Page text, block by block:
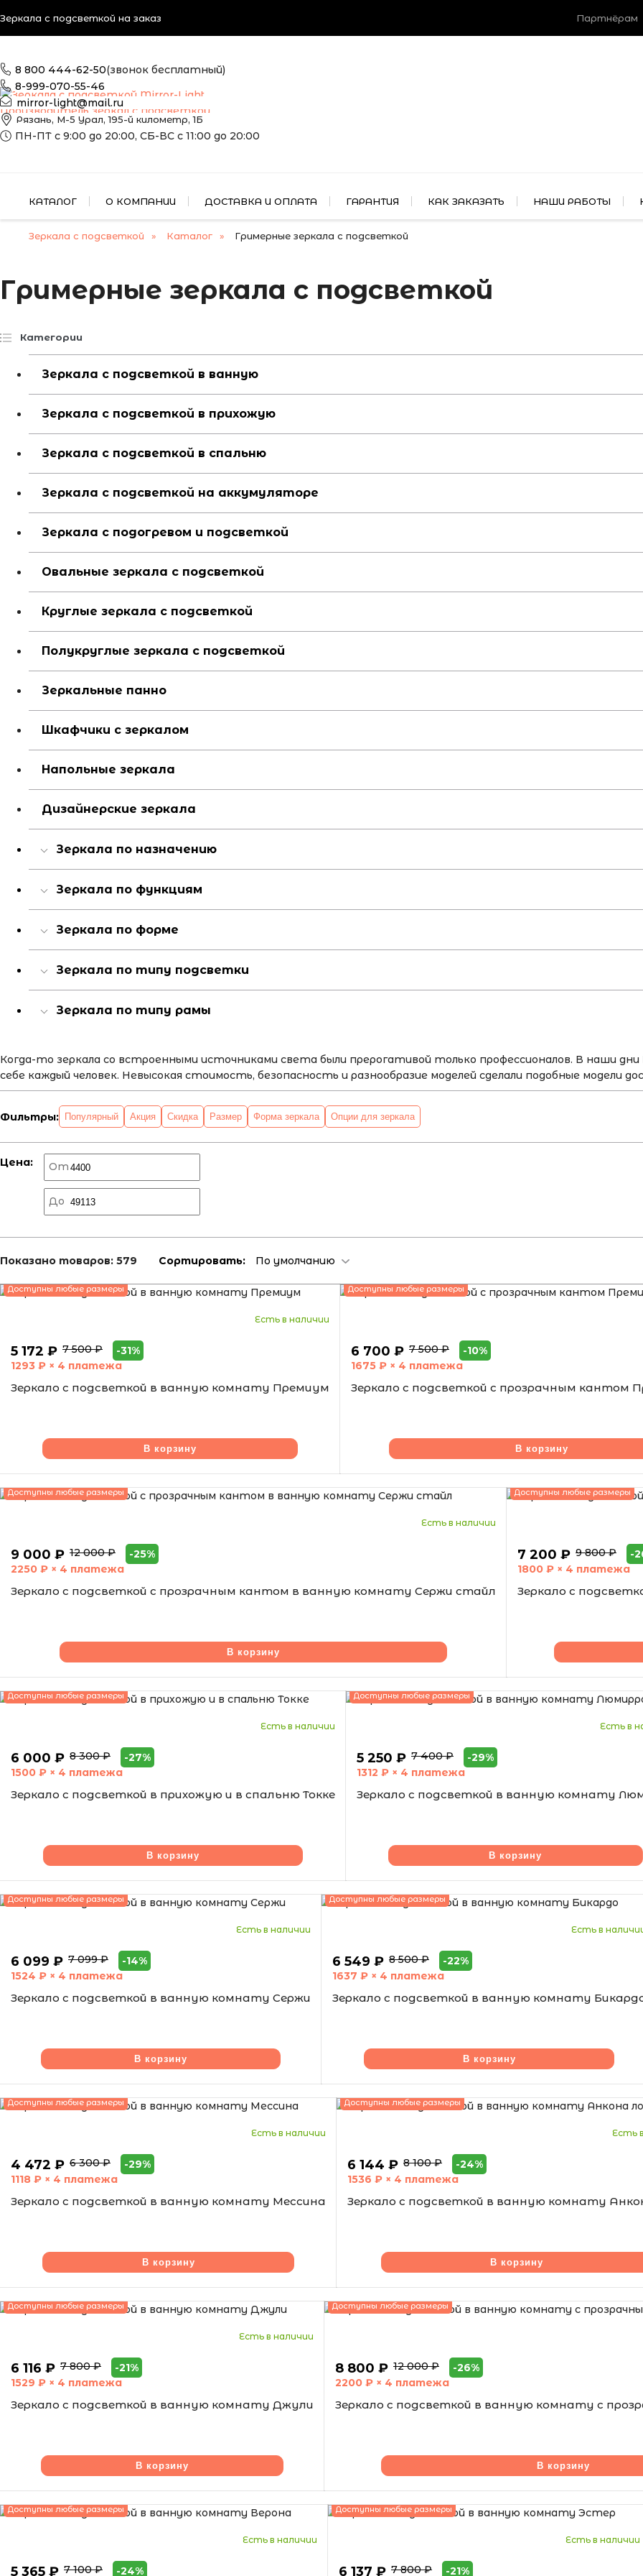
Зеркала с подсветкой на заказ Партнёрам
Производитель зеркал с подсветкой
8 800 444-62-50(звонок бесплатный)
8-999-070-55-46
mirror-light@mail.ru
Рязань, М-5 Урал, 195-й километр, 1Б
ПН-ПТ с 9:00 до 20:00, СБ-ВС с 11:00 до 20:00
КАТАЛОГ О КОМПАНИИ ДОСТАВКА И ОПЛАТА ГАРАНТИЯ КАК ЗАКАЗАТЬ НАШИ РАБОТЫ
Зеркала с подсветкой Каталог Гримерные зеркала с подсветкой
Гримерные зеркала с подсветкой
Категории
Зеркала с подсветкой в ванную
Зеркала с подсветкой в прихожую
Зеркала с подсветкой в спальню
Зеркала с подсветкой на аккумуляторе
Зеркала с подогревом и подсветкой
Овальные зеркала с подсветкой
Круглые зеркала с подсветкой
Полукруглые зеркала с подсветкой
Зеркальные панно
Шкафчики с зеркалом
Напольные зеркала
Дизайнерские зеркала
Зеркала по назначению
Зеркала по функциям
Зеркала по форме
Зеркала по типу подсветки
Зеркала по типу рамы
Когда-то зеркала со встроенными источниками света были прерогативой только профессионалов. В наши
себе каждый человек. Невысокая стоимость, безопасность и разнообразие моделей сделали подобные модели
Фильтры: Популярный Акция Скидка Размер Форма зеркала Опции для зеркала
Цена: От
До
Показано товаров: 579 Сортировать: По умолчанию
Доступны любые размеры
Есть в наличии
5 172 ₽ 7 500 ₽
-31%
1293 ₽ × 4 платежа
Зеркало с подсветкой в ванную комнату Премиум
В корзину
Доступны любые размеры
6 700 ₽ 7 500 ₽
-10%
1675 ₽ × 4 платежа
Зеркало с подсветкой с прозрачным кантом
В корзину
Доступны любые размеры
Есть в наличии
9 000 ₽ 12 000 ₽
-25%
2250 ₽ × 4 платежа
Зеркало с подсветкой с прозрачным кантом в ванную комнату Сержи стайл
В корзину
Доступны любые размеры
7 200 ₽ 9 800 ₽
-
1800 ₽ × 4 платежа
Зеркало с
Доступны любые размеры
Есть в наличии
6 000 ₽ 8 300 ₽
-27%
1500 ₽ × 4 платежа
Зеркало с подсветкой в прихожую и в спальню Токке
В корзину
Доступны любые размеры
Есть в
5 250 ₽ 7 400 ₽
-29%
1312 ₽ × 4 платежа
Зеркало с подсветкой в ванную комнату
В корзину
Доступны любые размеры
Есть в наличии
6 099 ₽ 7 099 ₽
-14%
1524 ₽ × 4 платежа
Зеркало с подсветкой в ванную комнату Сержи
В корзину
Доступны любые размеры
Есть в
6 549 ₽ 8 500 ₽
-22%
1637 ₽ × 4 платежа
Зеркало с подсветкой в ванную комнату
В корзину
Доступны любые размеры
Есть в наличии
4 472 ₽ 6 300 ₽
-29%
1118 ₽ × 4 платежа
Зеркало с подсветкой в ванную комнату Мессина
В корзину
Доступны любые размеры
Есть
6 144 ₽ 8 100 ₽
-24%
1536 ₽ × 4 платежа
Зеркало с подсветкой в ванную комнату
В корзину
Доступны любые размеры
Есть в наличии
6 116 ₽ 7 800 ₽
-21%
1529 ₽ × 4 платежа
Зеркало с подсветкой в ванную комнату Джули
В корзину
Доступны любые размеры
8 800 ₽ 12 000 ₽
-26%
2200 ₽ × 4 платежа
Зеркало с подсветкой в ванную комнату с
В корзину
Доступны любые размеры
Есть в наличии
5 365 ₽ 7 100 ₽ -24%
Доступны любые размеры
Есть в наличии
6 137 ₽ 7 800 ₽ -21%